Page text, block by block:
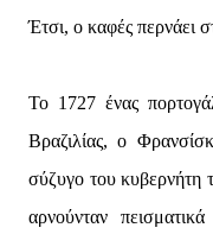
Έτσι, ο καφές περνάει
Το 1727 ένας
Βραζιλίας, ο
σύζυγο του κυβερνήτη
αρνούνταν